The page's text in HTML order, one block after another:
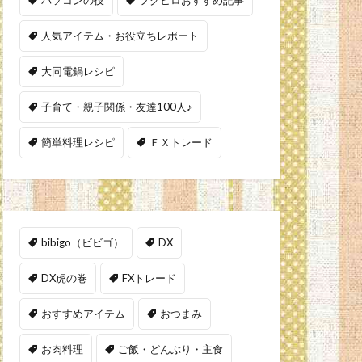
人気アイテム・お役立ちレポート
大同電鍋レシピ
子育て・親子関係・友達100人♪
簡単料理レシピ ＦＸトレード
bibigo（ビビゴ） DX
DX虎の巻 FXトレード
おすすめアイテム おつまみ
お肉料理 ご飯・どんぶり・主食